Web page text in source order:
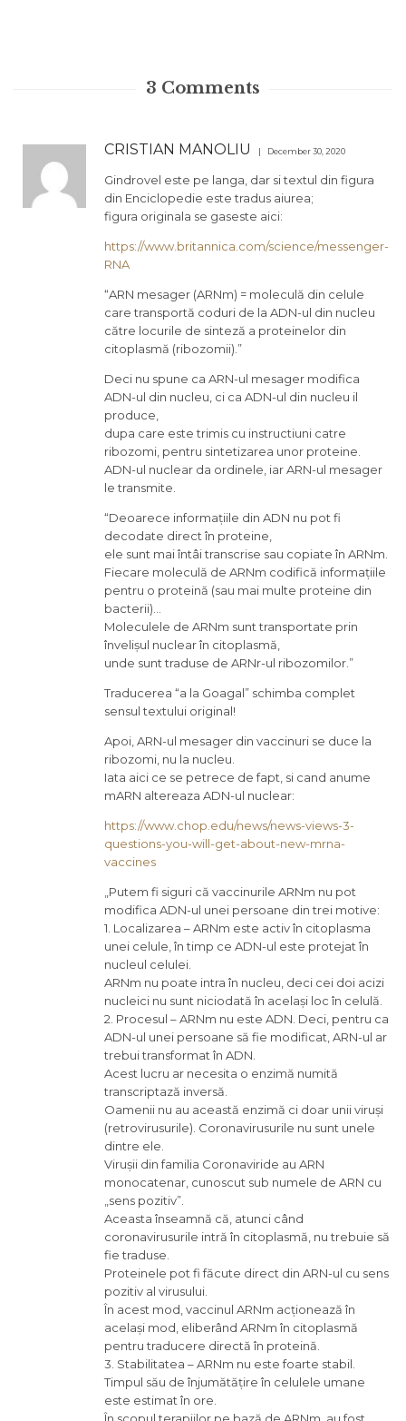
3 Comments
CRISTIAN MANOLIU December 30, 2020
Gindrovel este pe langa, dar si textul din figura
din Enciclopedie este tradus aiurea;
figura originala se gaseste aici:
https://www.britannica.com/science/messenger-
RNA
“ARN mesager (ARNm) = moleculă din celule
care transportă coduri de la ADN-ul din nucleu
către locurile de sinteză a proteinelor din
citoplasmă (ribozomii).”
Deci nu spune ca ARN-ul mesager modifica
ADN-ul din nucleu, ci ca ADN-ul din nucleu il
produce,
dupa care este trimis cu instructiuni catre
ribozomi, pentru sintetizarea unor proteine.
ADN-ul nuclear da ordinele, iar ARN-ul mesager
le transmite.
“Deoarece informațiile din ADN nu pot fi
decodate direct în proteine,
ele sunt mai întâi transcrise sau copiate în ARNm.
Fiecare moleculă de ARNm codifică informațiile
pentru o proteină (sau mai multe proteine din
bacterii)…
Moleculele de ARNm sunt transportate prin
învelișul nuclear în citoplasmă,
unde sunt traduse de ARNr-ul ribozomilor.”
Traducerea “a la Goagal” schimba complet
sensul textului original!
Apoi, ARN-ul mesager din vaccinuri se duce la
ribozomi, nu la nucleu.
Iata aici ce se petrece de fapt, si cand anume
mARN altereaza ADN-ul nuclear:
https://www.chop.edu/news/news-views-3-
questions-you-will-get-about-new-mrna-
vaccines
„Putem fi siguri că vaccinurile ARNm nu pot
modifica ADN-ul unei persoane din trei motive:
1. Localizarea – ARNm este activ în citoplasma
unei celule, în timp ce ADN-ul este protejat în
nucleul celulei.
ARNm nu poate intra în nucleu, deci cei doi acizi
nucleici nu sunt niciodată în același loc în celulă.
2. Procesul – ARNm nu este ADN. Deci, pentru ca
ADN-ul unei persoane să fie modificat, ARN-ul ar
trebui transformat în ADN.
Acest lucru ar necesita o enzimă numită
transcriptază inversă.
Oamenii nu au această enzimă ci doar unii viruși
(retrovirusurile). Coronavirusurile nu sunt unele
dintre ele.
Virușii din familia Coronaviride au ARN
monocatenar, cunoscut sub numele de ARN cu
„sens pozitiv”.
Aceasta înseamnă că, atunci când
coronavirusurile intră în citoplasmă, nu trebuie să
fie traduse.
Proteinele pot fi făcute direct din ARN-ul cu sens
pozitiv al virusului.
În acest mod, vaccinul ARNm acționează în
același mod, eliberând ARNm în citoplasmă
pentru traducere directă în proteină.
3. Stabilitatea – ARNm nu este foarte stabil.
Timpul său de înjumătățire în celulele umane
este estimat în ore.
În scopul terapiilor pe bază de ARNm, au fost